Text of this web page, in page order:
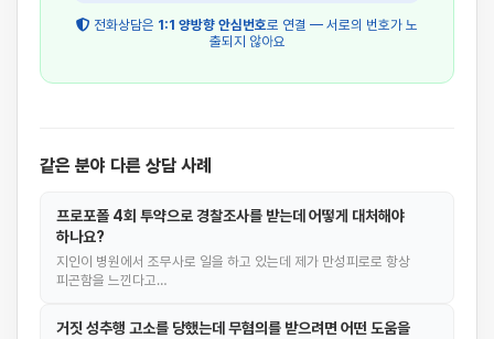
전화상담은 1:1 양방향 안심번호로 연결 — 서로의 번호가 노
출되지 않아요
같은 분야 다른 상담 사례
프로포폴 4회 투약으로 경찰조사를 받는데 어떻게 대처해야
하나요?
지인이 병원에서 조무사로 일을 하고 있는데 제가 만성피로로 항상
피곤함을 느낀다고…
거짓 성추행 고소를 당했는데 무혐의를 받으려면 어떤 도움을